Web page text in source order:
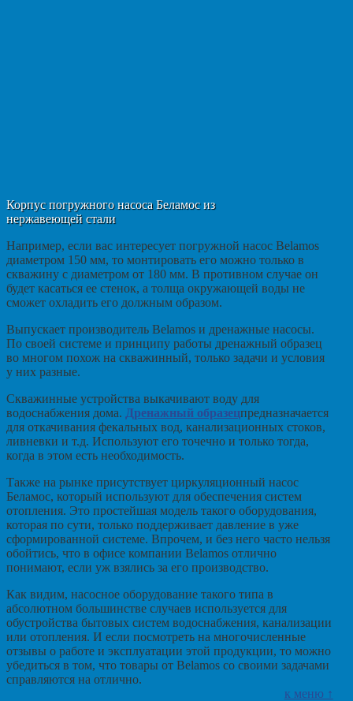
Корпус погружного насоса Беламос из
нержавеющей стали
Например, если вас интересует погружной насос Belamos
диаметром 150 мм, то монтировать его можно только в
скважину с диаметром от 180 мм. В противном случае он
будет касаться ее стенок, а толща окружающей воды не
сможет охладить его должным образом.
Выпускает производитель Belamos и дренажные насосы.
По своей системе и принципу работы дренажный образец
во многом похож на скважинный, только задачи и условия
у них разные.
Скважинные устройства выкачивают воду для
водоснабжения дома. Дренажный образецпредназначается
для откачивания фекальных вод, канализационных стоков,
ливневки и т.д. Используют его точечно и только тогда,
когда в этом есть необходимость.
Также на рынке присутствует циркуляционный насос
Беламос, который используют для обеспечения систем
отопления. Это простейшая модель такого оборудования,
которая по сути, только поддерживает давление в уже
сформированной системе. Впрочем, и без него часто нельзя
обойтись, что в офисе компании Belamos отлично
понимают, если уж взялись за его производство.
Как видим, насосное оборудование такого типа в
абсолютном большинстве случаев используется для
обустройства бытовых систем водоснабжения, канализации
или отопления. И если посмотреть на многочисленные
отзывы о работе и эксплуатации этой продукции, то можно
убедиться в том, что товары от Belamos со своими задачами
справляются на отлично.
к меню ↑